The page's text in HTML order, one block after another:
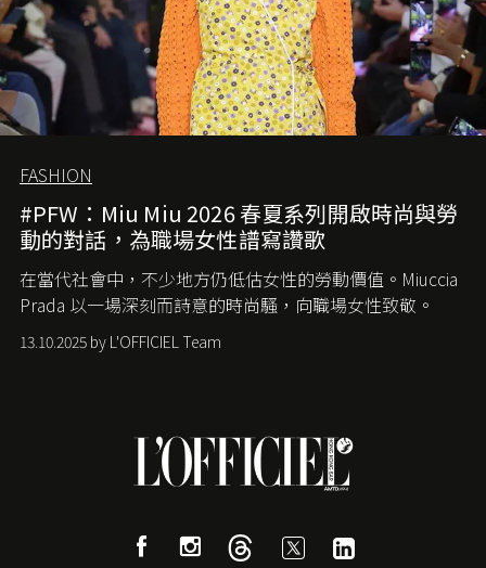
FASHION
#PFW：Miu Miu 2026 春夏系列開啟時尚與勞
動的對話，為職場女性譜寫讚歌
在當代社會中，不少地方仍低估女性的勞動價值。 Miuccia
Prada 以一場深刻而詩意的時尚騷，向職場女性致敬。
13.10.2025 by L'OFFICIEL Team